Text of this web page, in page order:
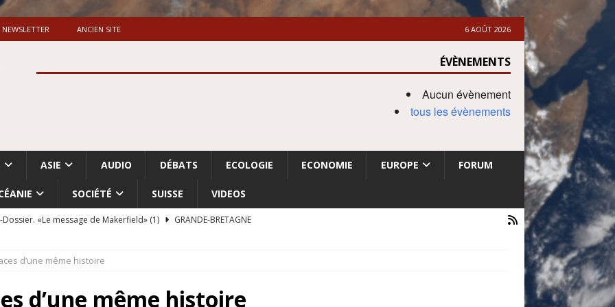
NEWSLETTER ANCIEN SITE 6 AOÛT 2026
ÉVÈNEMENTS
Aucun évènement
tous les évènements
ASIE AUDIO DÉBATS ECOLOGIE ECONOMIE EUROPE FORUM
SOCIÉTÉ SUISSE VIDEOS
«Le message de Makerfield» (1)
GRANDE-BRETAGNE
ISRAËL
sur la “fraude électorale” était une blague de mauvais
d’une même histoire
d’une même histoire